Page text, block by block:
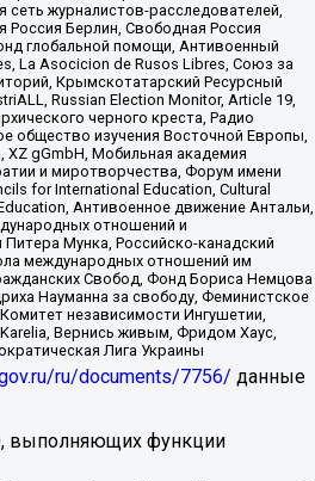
сеть журналистов-расследователей,
Берлин, Свободная Россия
глобальной помощи, Антивоенный
La Asocicion de Rusos Libres, Союз за
Крымскотатарский Ресурсный
Russian Election Monitor, Article 19,
черного креста, Радио
общество изучения Восточной Европы,
gGmbH, Мобильная академия
и миротворчества, Форум имени
for International Education, Cultural
Антивоенное движение Антальи,
отношений и
Мунка, Российско-канадский
международных отношений им
Свобод, Фонд Бориса Немцова
Науманна за свободу, Феминистское
независимости Ингушетии,
Вернись живым, Фридом Хаус,
Лига Украины
ru/documents/7756/ данные
выполняющих функции